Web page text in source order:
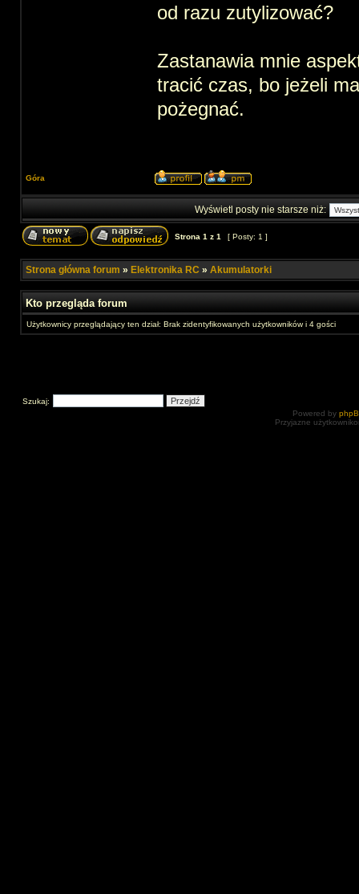
od razu zutylizować?
Zastanawia mnie
tracić czas, bo jeżeli
pożegnać.
Góra
Wyświetl posty nie starsze niż:
Strona 1 z 1 [ Posty: 1 ]
Strona główna forum » Elektronika RC » Akumulatorki
Kto przegląda forum
Użytkownicy przeglądający ten dział: Brak zidentyfikowanych użytkowników i 4 gości
Szukaj:
Powered by
Przyjazne